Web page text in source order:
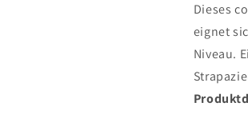
Dieses
eignet
Niveau.